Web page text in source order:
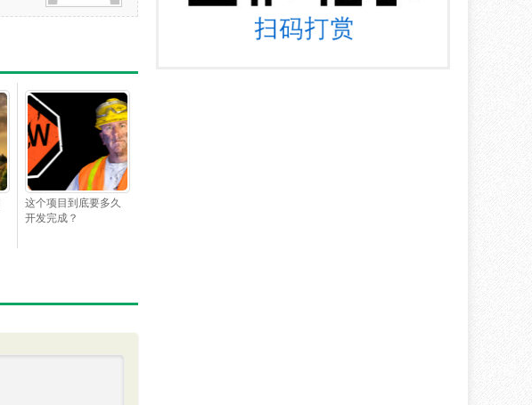
这个项目到底要多久
开发完成？